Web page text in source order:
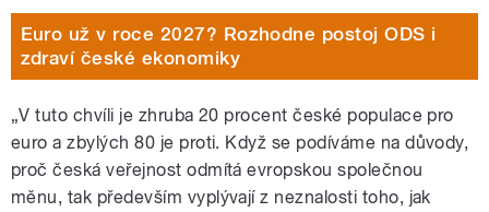
Euro už v roce 2027? Rozhodne postoj ODS i
zdraví české ekonomiky
„V tuto chvíli je zhruba 20 procent české populace pro
euro a zbylých 80 je proti. Když se podíváme na důvody,
proč česká veřejnost odmítá evropskou společnou
měnu, tak především vyplývají z neznalosti toho, jak